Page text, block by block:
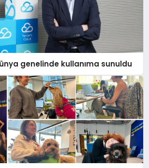
genelinde kullanıma sunuldu